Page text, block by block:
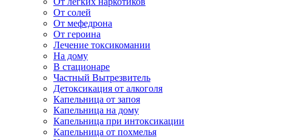
От солей
От мефедрона
От героина
Лечение токсикомании
На дому
В стационаре
Частный Вытрезвитель
Детоксикация от алкоголя
Капельница от запоя
Капельница на дому
Капельница при интоксикации
Капельница от похмелья